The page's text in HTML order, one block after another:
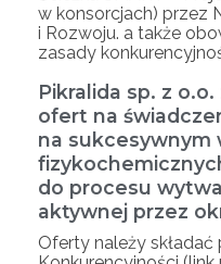
w konsorcjach) przez
i Rozwoju. a także
zasady
Pikralida sp. z
ofert na
na sukcesywnym
do procesu
aktywnej przez
Oferty należy